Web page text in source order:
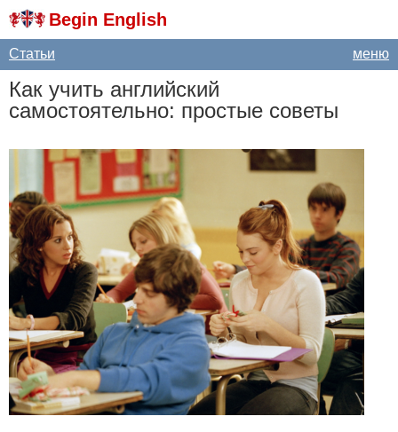
Begin English
меню
Статьи
Как учить английский
самостоятельно: простые советы